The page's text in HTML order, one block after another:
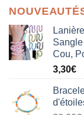
Cou,
3,30€